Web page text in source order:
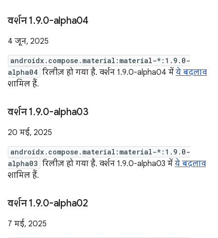
वर्शन 1.9.0-alpha04
4 जून, 2025
androidx.compose.material:material-*:1.9.0-
alpha04 रिलीज़ हो गया है. वर्शन 1.9.0-alpha04 में ये बदलाव
शामिल हैं.
वर्शन 1.9.0-alpha03
20 मई, 2025
androidx.compose.material:material-*:1.9.0-
alpha03 रिलीज़ हो गया है. वर्शन 1.9.0-alpha03 में ये बदलाव
शामिल हैं.
वर्शन 1.9.0-alpha02
7 मई, 2025